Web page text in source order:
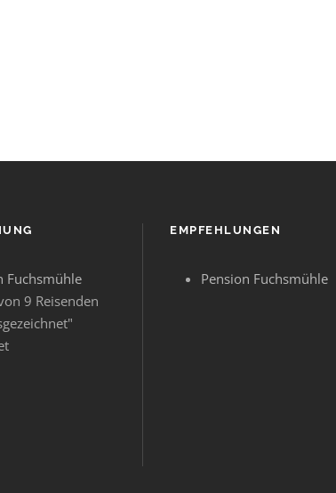
Fuchsmühle
9 Reisenden
EMPFEHLUNGEN
Pension Fuchsmühle